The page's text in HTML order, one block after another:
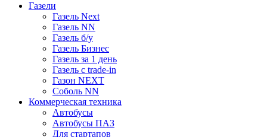
Газели
Газель Next
Газель NN
Газель б/у
Газель Бизнес
Газель за 1 день
Газель с trade-in
Газон NEXT
Соболь NN
Коммерческая техника
Автобусы
Автобусы ПАЗ
Для стартапов